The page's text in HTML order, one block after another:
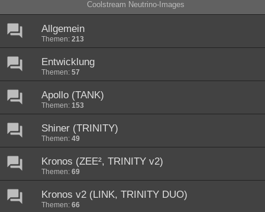
Coolstream Neutrino-Images
Allgemein
Themen: 213
Entwicklung
Themen: 57
Apollo (TANK)
Themen: 153
Shiner (TRINITY)
Themen: 49
Kronos (ZEE², TRINITY v2)
Themen: 69
Kronos v2 (LINK, TRINITY DUO)
Themen: 66